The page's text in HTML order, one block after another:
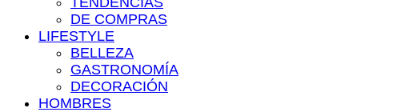
DE COMPRAS
LIFESTYLE
BELLEZA
GASTRONOMÍA
DECORACIÓN
HOMBRES